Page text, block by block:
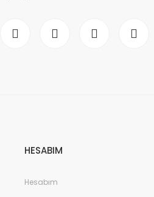
HESABIM
Hesabım